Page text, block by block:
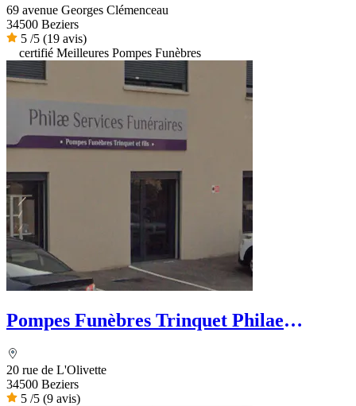
69 avenue Georges Clémenceau
34500 Beziers
5 /5 (19 avis)
certifié Meilleures Pompes Funèbres
Pompes Funèbres Trinquet Philae
20 rue de L'Olivette
34500 Beziers
5 /5 (9 avis)